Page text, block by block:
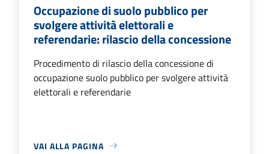
Occupazione di suolo pubblico per
svolgere attività elettorali e
referendarie: rilascio della concessione
Procedimento di rilascio della concessione di
occupazione suolo pubblico per svolgere attività
elettorali e referendarie
VAI ALLA PAGINA